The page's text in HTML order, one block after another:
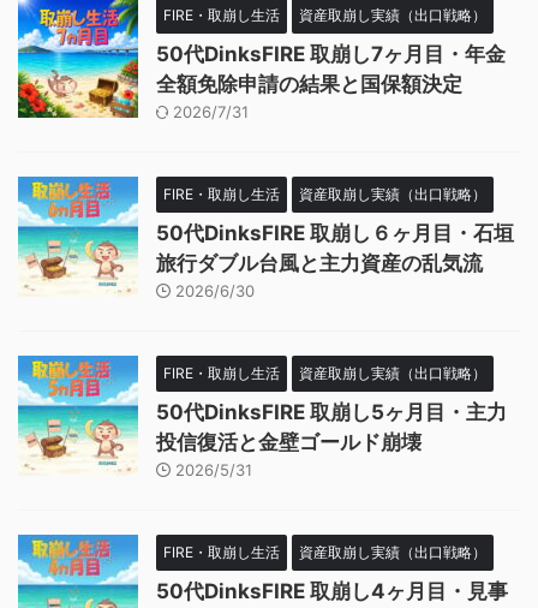
FIRE・取崩し生活 資産取崩し実績（出口戦略）
50代DinksFIRE 取崩し7ヶ月目・年金
全額免除申請の結果と国保額決定
2026/7/31
FIRE・取崩し生活 資産取崩し実績（出口戦略）
50代DinksFIRE 取崩し６ヶ月目・石垣
旅行ダブル台風と主力資産の乱気流
2026/6/30
FIRE・取崩し生活 資産取崩し実績（出口戦略）
50代DinksFIRE 取崩し5ヶ月目・主力
投信復活と金壁ゴールド崩壊
2026/5/31
FIRE・取崩し生活 資産取崩し実績（出口戦略）
50代DinksFIRE 取崩し4ヶ月目・見事